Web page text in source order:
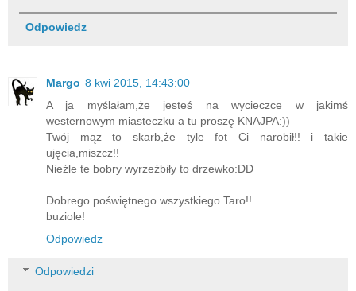
Odpowiedz
Margo 8 kwi 2015, 14:43:00
A ja myślałam,że jesteś na wycieczce w jakimś
westernowym miasteczku a tu proszę KNAJPA:))
Twój mąz to skarb,że tyle fot Ci narobił!! i takie
ujęcia,miszcz!!
Nieźle te bobry wyrzeźbiły to drzewko:DD
Dobrego poświętnego wszystkiego Taro!!
buziole!
Odpowiedz
Odpowiedzi